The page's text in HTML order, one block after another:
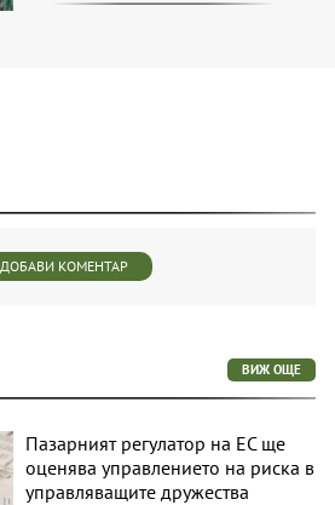
ДОБАВИ КОМЕНТАР
ВИЖ ОЩЕ
Пазарният регулатор на ЕС ще
оценява управлението на риска в
управляващите дружества